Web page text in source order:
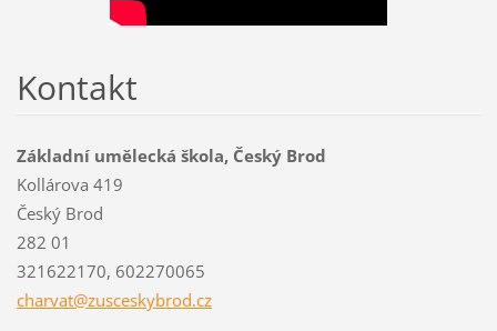
Kontakt
Základní umělecká škola, Český Brod
Kollárova 419
Český Brod
282 01
321622170, 602270065
charvat@zusceskybrod.cz